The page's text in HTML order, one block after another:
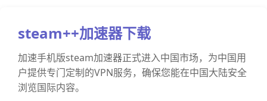
steam++加速器下载
加速手机版steam加速器正式进入中国市场，为中国用
户提供专门定制的VPN服务，确保您能在中国大陆安全
浏览国际内容。